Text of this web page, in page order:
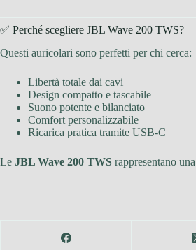
✅ Perché scegliere JBL Wave 200 TWS?
Questi auricolari sono perfetti per chi cerca:
Libertà totale dai cavi
Design compatto e tascabile
Suono potente e bilanciato
Comfort personalizzabile
Ricarica pratica tramite USB-C
Le JBL Wave 200 TWS rappresentano